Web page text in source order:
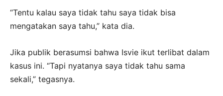
“Tentu kalau saya tidak tahu saya tidak bisa
mengatakan saya tahu,” kata dia.
Jika publik berasumsi bahwa Isvie ikut terlibat dalam
kasus ini. “Tapi nyatanya saya tidak tahu sama
sekali,” tegasnya.